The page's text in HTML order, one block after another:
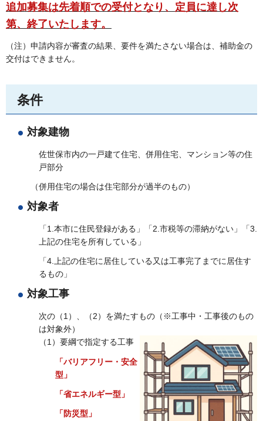
追加募集は先着順での受付となり、定員に達し次
第、終了いたします。
（注）申請内容が審査の結果、要件を満たさない場合は、補助金の
交付はできません。
条件
対象建物
佐世保市内の一戸建て住宅、併用住宅、マンション等の住
戸部分
（併用住宅の場合は住宅部分が過半のもの）
対象者
「1.本市に住民登録がある」「2.市税等の滞納がない」「3.
上記の住宅を所有している」
「4.上記の住宅に居住している又は工事完了までに居住す
るもの」
対象工事
次の（1）、（2）を満たすもの（※工事中・工事後のもの
は対象外）
（1）要綱で指定する工事
「バリアフリー・安全
型」
「省エネルギー型」
「防災型」